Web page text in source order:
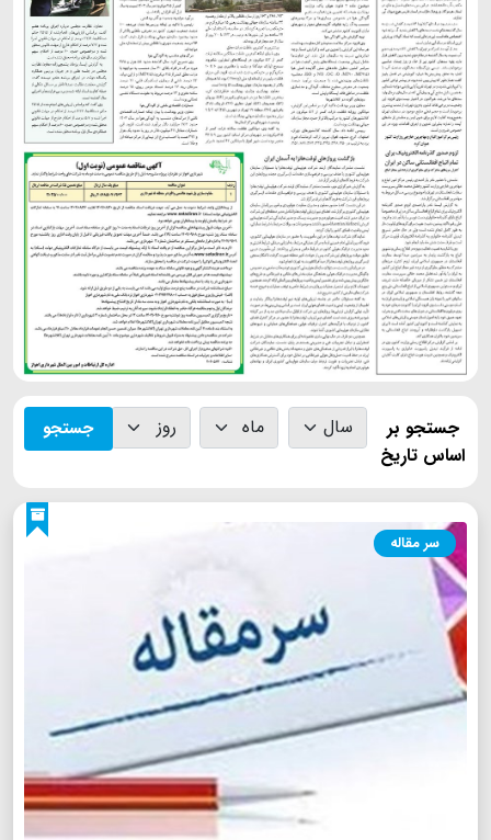
جستجو بر
اساس تاریخ
جستجو
سر مقاله